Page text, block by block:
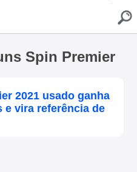
Spin Premier
2021 usado ganha
e vira referência de